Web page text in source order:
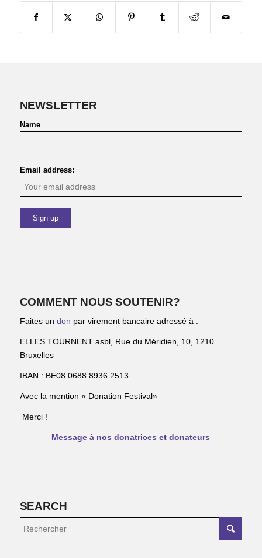
NEWSLETTER
Name
Email address:
COMMENT NOUS SOUTENIR?
Faites un don par virement bancaire adressé à :
ELLES TOURNENT asbl, Rue du Méridien, 10, 1210
Bruxelles
IBAN : BE08 0688 8936 2513
Avec la mention « Donation Festival»
Merci !
Message à nos donatrices et donateurs
SEARCH